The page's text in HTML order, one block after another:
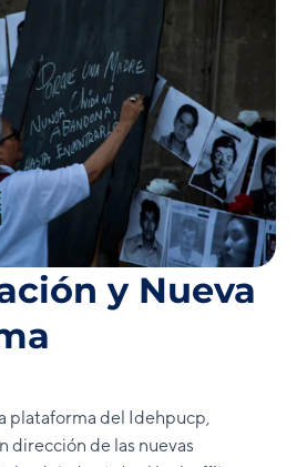
y Nueva
plataforma del Idehpucp,
dirección de las nuevas